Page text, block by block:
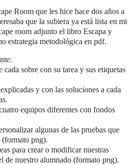
Room que les hice hace dos años a
que la subiera ya está lista en mi
room adjunto el libro Escapa y
estrategia metodológica en pdf.
sobre con su tarea y sus etiquetas
y con las soluciones a cada
equipos diferentes con fondos
algunas de las pruebas que
(formato png).
para crear o modificar nuestras
de nuestro alumnado (formato png).